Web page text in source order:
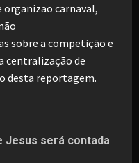
organizao carnaval,
sobre a competição e
centralização de
desta reportagem.
Jesus será contada